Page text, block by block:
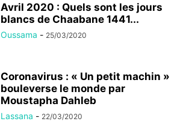
Avril 2020 : Quels sont les jours
blancs de Chaabane 1441...
Oussama - 25/03/2020
Coronavirus : « Un petit machin »
bouleverse le monde par
Moustapha Dahleb
Lassana - 22/03/2020